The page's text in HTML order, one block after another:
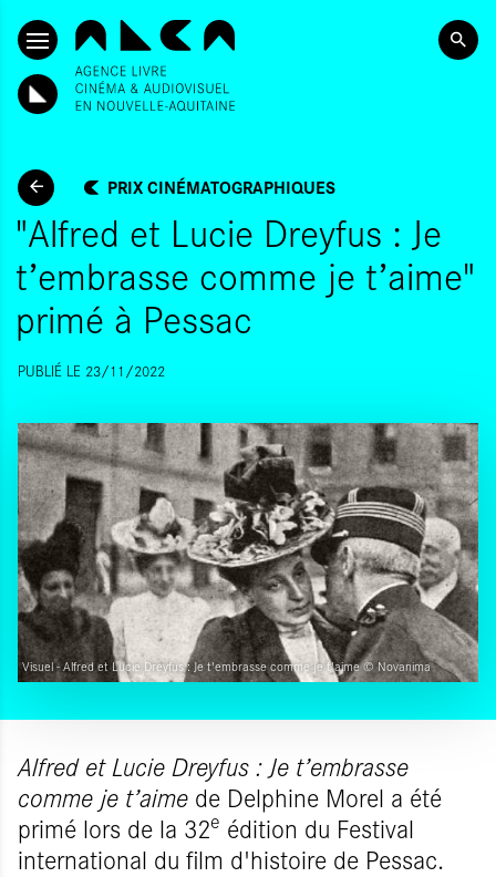
ALLER AU CONTENU PRINCIPAL
PRIX CINÉMATOGRAPHIQUES
"Alfred et Lucie Dreyfus : Je
t’embrasse comme je t’aime"
primé à Pessac
PUBLIÉ LE 23/11/2022
Visuel - Alfred et Lucie Dreyfus : Je t'embrasse comme je t'aime © Novanima
Alfred et Lucie Dreyfus : Je t’embrasse
comme je t’aime de Delphine Morel a été
primé lors de la 32e édition du Festival
international du film d'histoire de Pessac.